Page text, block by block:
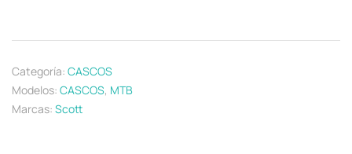
Categoría: CASCOS
Modelos: CASCOS, MTB
Marcas: Scott